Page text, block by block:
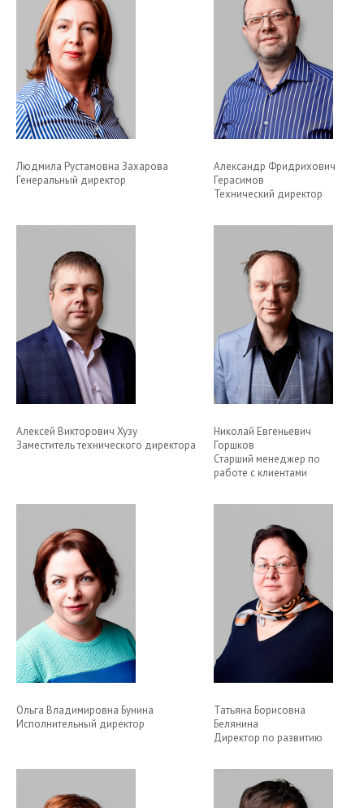
Людмила Рустамовна Захарова
Генеральный директор
Александр Фридрихович
Герасимов
Технический директор
Алексей Викторович Хузу
Заместитель технического директора
Николай Евгеньевич
Горшков
Старший менеджер по
работе с клиентами
Ольга Владимировна Бунина
Исполнительный директор
Татьяна Борисовна
Белянина
Директор по развитию